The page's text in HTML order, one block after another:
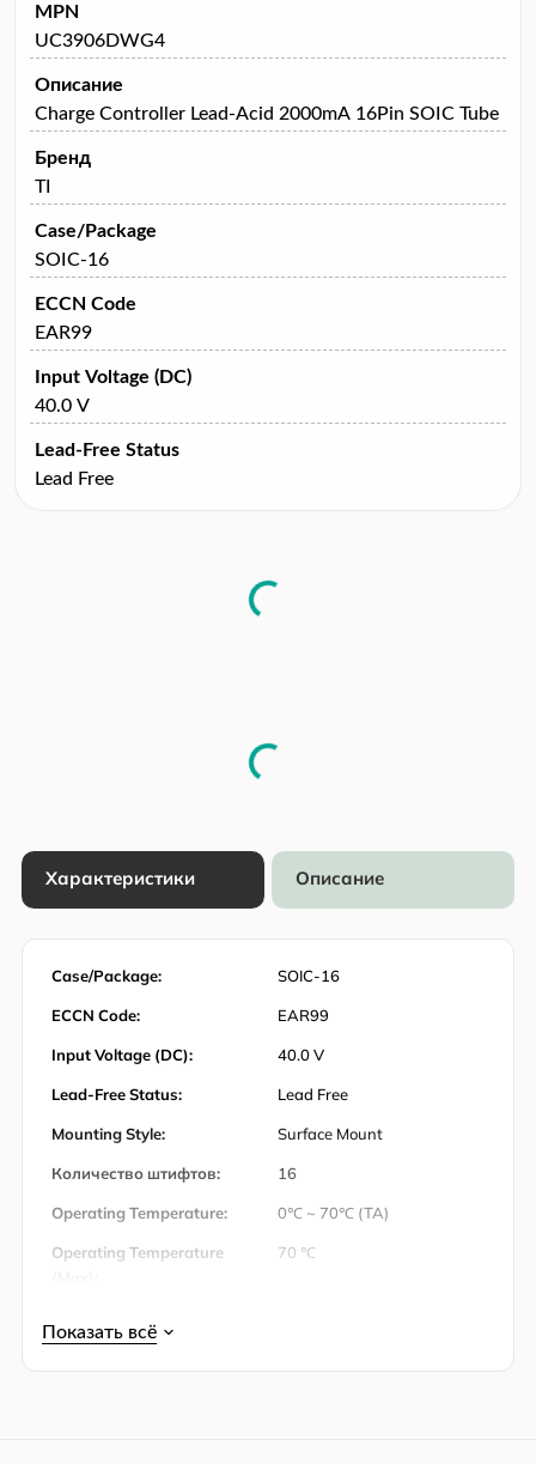
MPN
UC3906DWG4
Описание
Charge Controller Lead-Acid 2000mA 16Pin SOIC Tube
Бренд
TI
Case/Package
SOIC-16
ECCN Code
EAR99
Input Voltage (DC)
40.0 V
Lead-Free Status
Lead Free
Характеристики Описание
Case/Package: SOIC-16
ECCN Code: EAR99
Input Voltage (DC): 40.0 V
Lead-Free Status: Lead Free
Mounting Style: Surface Mount
Количество штифтов: 16
Operating Temperature: 0℃ ~ 70℃ (TA)
Operating Temperature
70 ℃
(Min):